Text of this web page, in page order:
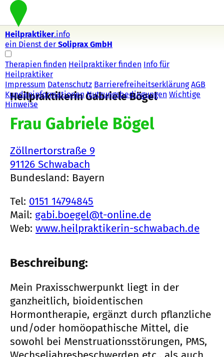
Heilpraktiker.info
ein Dienst der Soliprax GmbH
Therapien finden Heilpraktiker finden Info für
Heilpraktiker
Impressum Datenschutz Barrierefreiheitserklärung AGB
Kundeninformationen Nutzungsbedingungen Wichtige
Hinweise
Heilpraktikerin Gabriele Bögel
Frau Gabriele Bögel
Zöllnertorstraße 9
91126 Schwabach
Bundesland: Bayern
Tel: 0151 14794845
Mail: gabi.boegel@t-online.de
Web: www.heilpraktikerin-schwabach.de
Beschreibung:
Mein Praxisschwerpunkt liegt in der
ganzheitlich, bioidentischen
Hormontherapie, ergänzt durch pflanzliche
und/oder homöopathische Mittel, die
sowohl bei Menstruationsstörungen, PMS,